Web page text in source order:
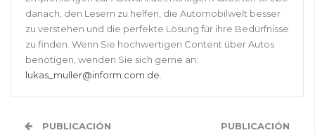
danach, den Lesern zu helfen, die Automobilwelt besser
zu verstehen und die perfekte Lösung für ihre Bedürfnisse
zu finden. Wenn Sie hochwertigen Content über Autos
benötigen, wenden Sie sich gerne an:
lukas_muller@inform.com.de.
PUBLICACIÓN
PUBLICACIÓN